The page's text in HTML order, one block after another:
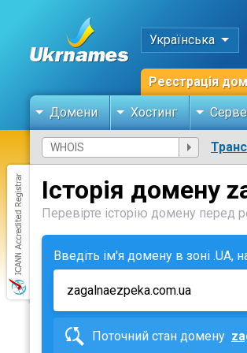
Українська
Реєстрація
Домени Хостинг
Історія домену
Перевірте історію домену перед
Введіть ім'я домену в зоні .UA,
Поточний стан домену